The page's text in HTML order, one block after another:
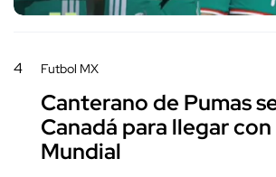
4 Futbol MX
Canterano de Pumas
Canadá para llegar
Mundial